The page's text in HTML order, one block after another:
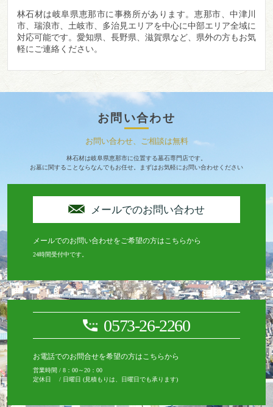
林石材は岐阜県恵那市に事務所があります。 恵那市、中津川
市、瑞浪市、土岐市、多治見エリアを中心に中部エリア全域に
対応可能です。愛知県、長野県、滋賀県など、県外の方もお気
軽にご連絡ください。
お問い合わせ
お問い合わせ、ご相談は無料
林石材は岐阜県恵那市に位置する墓石専門店です。
お墓に関することならなんでもお任せ。まずはお気軽にお問い合わせください
メールでのお問い合わせ
メールでのお問い合わせをご希望の方はこちらから
24時間受付中です。
0573-26-2260
お電話でのお問合せを希望の方はこちらから
営業時間 / 8：00～20：00
定休日 / 日曜日 (見積もりは、日曜日でも承ります)